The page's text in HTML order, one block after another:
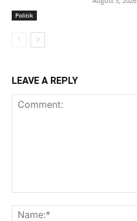
Politik
LEAVE A REPLY